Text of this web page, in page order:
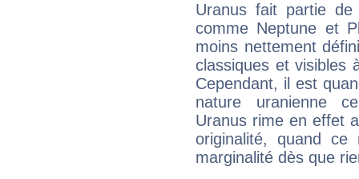
Uranus fait partie
comme Neptune et
moins nettement
classiques et visibles
Cependant, il est
nature uranienne
Uranus rime en effet
originalité, quand ce
marginalité dès que